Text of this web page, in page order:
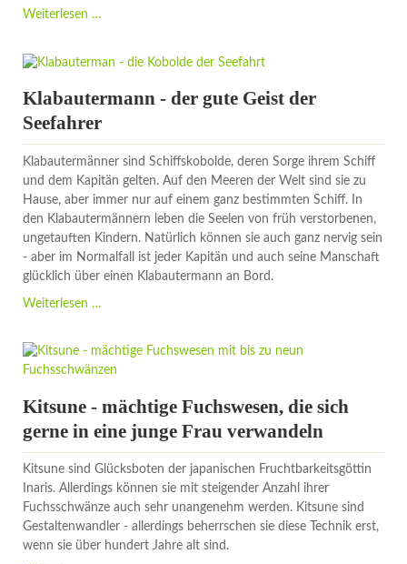
Weiterlesen …Die
Klabautermann - der gute Geist der
Seefahrer
Klabautermänner sind Schiffskobolde, deren Sorge ihrem Schiff
und dem Kapitän gelten. Auf den Meeren der Welt sind sie zu
Hause, aber immer nur auf einem ganz bestimmten Schiff. In
den Klabautermännern leben die Seelen von früh verstorbenen,
ungetauften Kindern. Natürlich können sie auch ganz nervig sein
- aber im Normalfall ist jeder Kapitän und auch seine Manschaft
glücklich über einen Klabautermann an Bord.
Weiterlesen …
Seefahrer
Kitsune - mächtige Fuchswesen, die sich
gerne in eine junge Frau verwandeln
Kitsune sind Glücksboten der japanischen Fruchtbarkeitsgöttin
Inaris. Allerdings können sie mit steigender Anzahl ihrer
Fuchsschwänze auch sehr unangenehm werden. Kitsune sind
Gestaltenwandler - allerdings beherrschen sie diese Technik erst,
wenn sie über hundert Jahre alt sind.